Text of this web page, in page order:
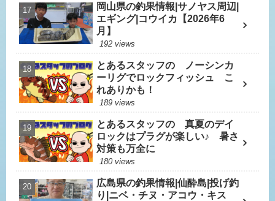
岡山県の釣果情報|サノヤス周辺|
エギング|コウイカ【2026年6
月】
192 views
とあるスタッフの ノーシンカ
ーリグでロックフィッシュ こ
れありかも！
189 views
とあるスタッフの 真夏のデイ
ロックはプラグが楽しい♪ 暑さ
対策も万全に
180 views
広島県の釣果情報|仙酔島|投げ釣
り|ニベ・チヌ・アコウ・キス